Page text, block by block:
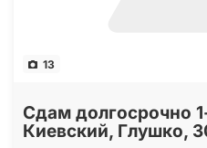
13
Сдам долгосрочно
Киевский, Глушко,